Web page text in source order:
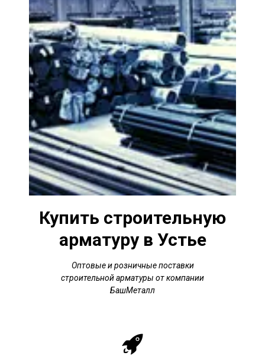
Купить строительную
арматурув Устье
Оптовые и розничные поставки
строительной арматуры от компании
БашМеталл